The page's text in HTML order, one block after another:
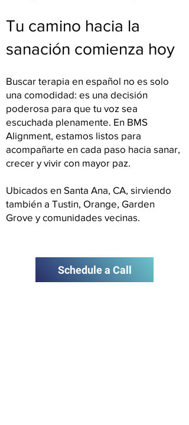
Tu camino hacia la
sanación comienza hoy
Buscar terapia en español no es solo
una comodidad: es una decisión
poderosa para que tu voz sea
escuchada plenamente. En BMS
Alignment, estamos listos para
acompañarte en cada paso hacia sanar,
crecer y vivir con mayor paz.
Ubicados en Santa Ana, CA, sirviendo
también a Tustin, Orange, Garden
Grove y comunidades vecinas.
Schedule a Call